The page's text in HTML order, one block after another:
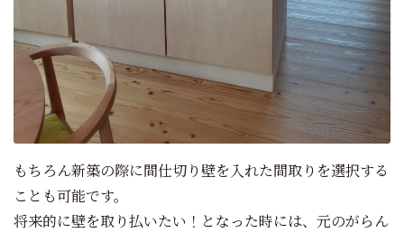
もちろん新築の際に間仕切り壁を入れた間取りを選択する
ことも可能です。
将来的に壁を取り払いたい！となった時には、元のがらん